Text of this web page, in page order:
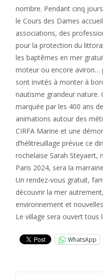
nombre. Pendant cinq
le Cours des Dames
associations, des
pour la protection du
les baptêmes en mer
moteur ou encore aviron…
sont invités à monter à
nautisme grandeur nature.
marquée par les 400 ans
animations autour des
CIRFA Marine et une
d’hélitreuillage prévue ce
rochelaise Sarah Steyaert,
Paris 2024, sera la
Un rendez-vous gratuit,
découvrir la mer
environnement et
Le village sera ouvert tous
WhatsApp